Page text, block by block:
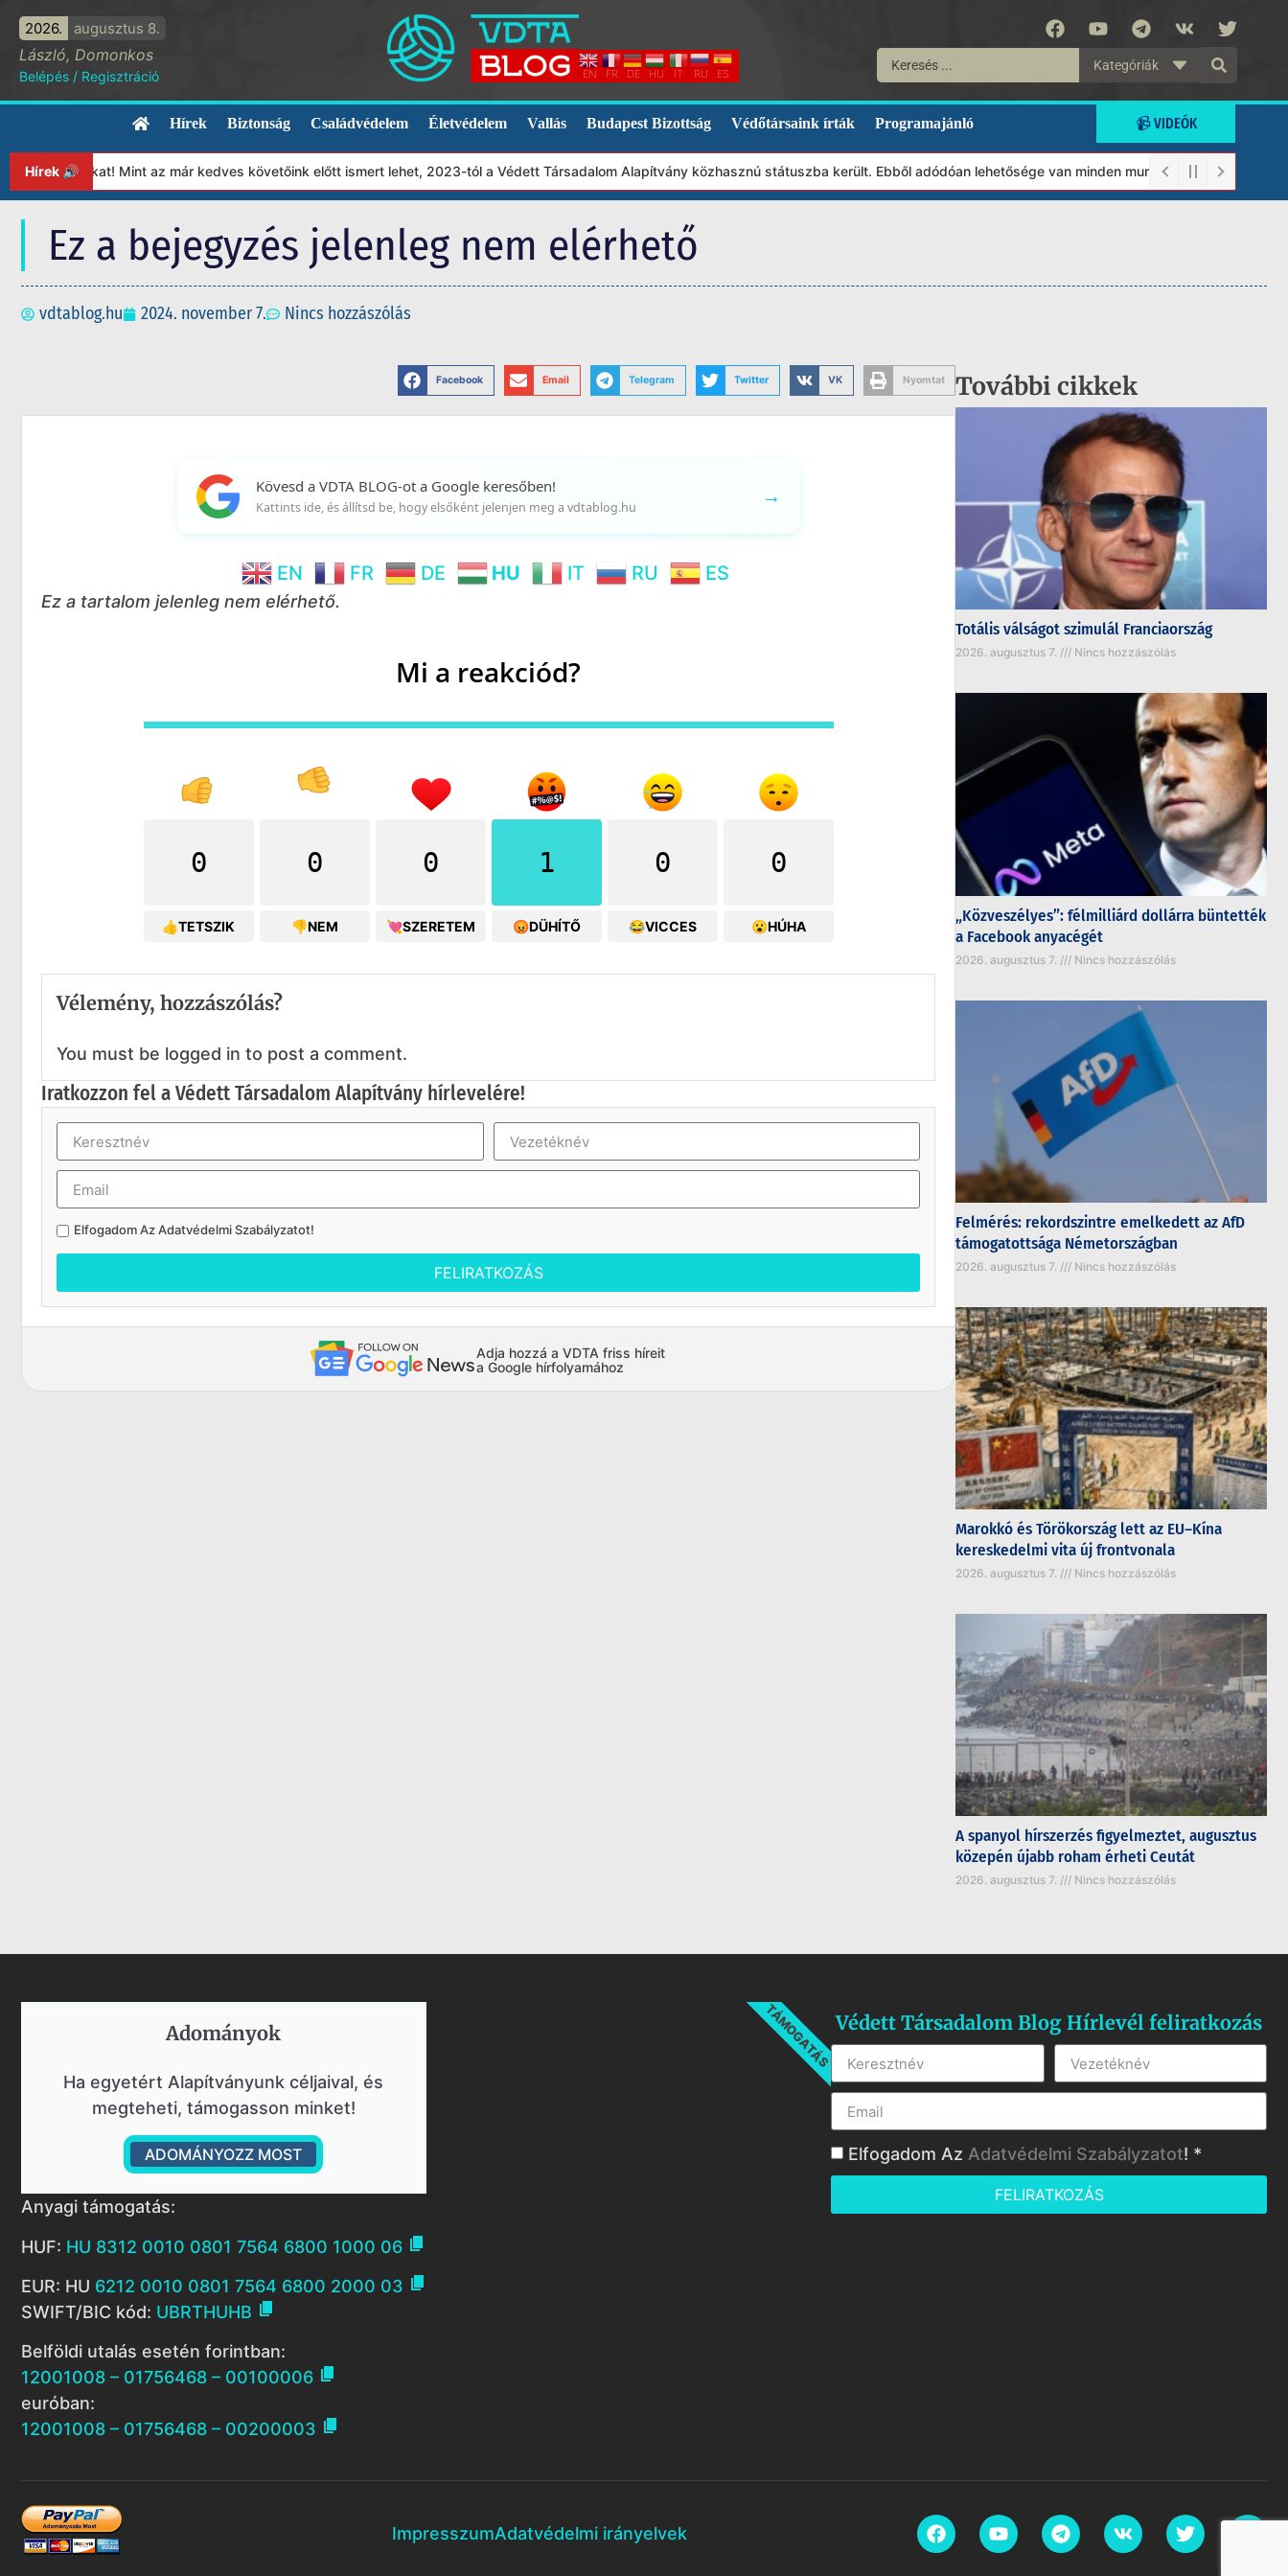
2026. augusztus 8.
László, Domonkos
Belépés / Regisztráció EN FR DE HU IT RU ES
Kategóriák
Hírek Biztonság Családvédelem Életvédelem Vallás Budapest Bizottság Védőtársaink írták Programajánló 📹 VIDEÓK
Hírek 🔊Mint az már kedves követőink előtt ismert lehet, 2023-tól a Védett Társadalom Alapítvány közhasznú státuszba került. Ebből adódóan lehetősége van minden munkánkat segíteni
Ez a bejegyzés jelenleg nem elérhető
vdtablog.hu 2024. november 7. Nincs hozzászólás
Facebook Email Telegram Twitter VK Nyomtat
Kövesd a VDTA BLOG-ot a Google keresőben!
Kattints ide, és állítsd be, hogy elsőként jelenjen meg a vdtablog.hu →
EN FR DE HU IT RU ES
Ez a tartalom jelenleg nem elérhető.
Mi a reakciód?
0
👍TETSZIK
0
👎NEM
0
💘SZERETEM
1
😡DÜHÍTŐ
0
😂VICCES
0
😮HÚHA
Vélemény, hozzászólás?
You must be logged in to post a comment.
Iratkozzon fel a Védett Társadalom Alapítvány hírlevelére!
Elfogadom AzAdatvédelmi Szabályzatot!
FELIRATKOZÁS
Adja hozzá a VDTA friss híreit
a Google hírfolyamához
További cikkek
Totális válságot szimulál Franciaország
2026. augusztus 7. Nincs hozzászólás
„Közveszélyes”: félmilliárd dollárra büntették
a Facebook anyacégét
2026. augusztus 7. Nincs hozzászólás
Felmérés: rekordszintre emelkedett az AfD
támogatottsága Németországban
2026. augusztus 7. Nincs hozzászólás
Marokkó és Törökország lett az EU–Kína
kereskedelmi vita új frontvonala
2026. augusztus 7. Nincs hozzászólás
A spanyol hírszerzés figyelmeztet, augusztus
közepén újabb roham érheti Ceutát
2026. augusztus 7. Nincs hozzászólás
Adományok​
Ha egyetért Alapítványunk céljaival, és
megteheti, támogasson minket!
ADOMÁNYOZZ MOST
TÁMOGATÁS
Anyagi támogatás:
HUF: HU 8312 0010 0801 7564 6800 1000 06 
EUR: HU 6212 0010 0801 7564 6800 2000 03 
SWIFT/BIC kód: UBRTHUHB 
Belföldi utalás esetén forintban:
12001008 – 01756468 – 00100006 
euróban:
12001008 – 01756468 – 00200003 
Védett Társadalom Blog Hírlevél feliratkozás
Elfogadom Az Adatvédelmi Szabályzatot! *
FELIRATKOZÁS
ImpresszumAdatvédelmi irányelvek